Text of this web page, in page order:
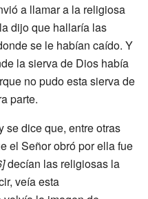
a llamar a la religiosa
dijo que hallaría las
se le habían caído. Y
la sierva de Dios había
no pudo esta sierva de
parte.
se dice que, entre otras
el Señor obró por ella fue
decían las religiosas la
veía esta